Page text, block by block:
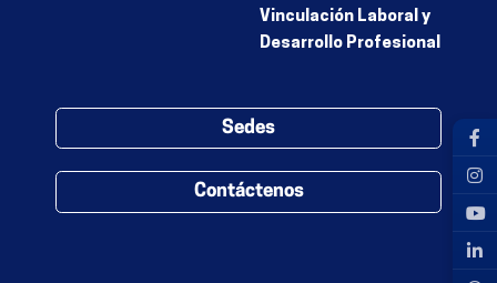
Vinculación Laboral y
Desarrollo Profesional
Sedes
Contáctenos